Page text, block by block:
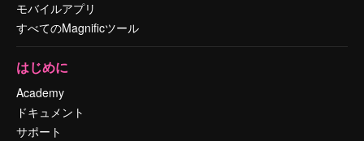
モバイルアプリ
すべてのMagnificツール
はじめに
Academy
ドキュメント
サポート